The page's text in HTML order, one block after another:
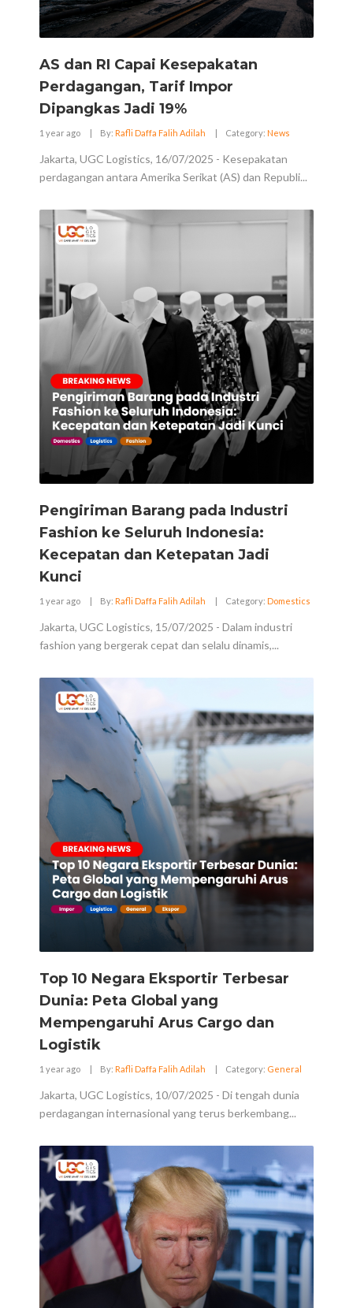
AS dan RI Capai Kesepakatan
Perdagangan, Tarif Impor
Dipangkas Jadi 19%
1 year ago | By: Rafli Daffa Falih Adilah | Category: News
Jakarta, UGC Logistics, 16/07/2025 - Kesepakatan
perdagangan antara Amerika Serikat (AS) dan Republi...
Pengiriman Barang pada Industri
Fashion ke Seluruh Indonesia:
Kecepatan dan Ketepatan Jadi
Kunci
1 year ago | By: Rafli Daffa Falih Adilah | Category: Domestics
Jakarta, UGC Logistics, 15/07/2025 - Dalam industri
fashion yang bergerak cepat dan selalu dinamis,...
Top 10 Negara Eksportir Terbesar
Dunia: Peta Global yang
Mempengaruhi Arus Cargo dan
Logistik
1 year ago | By: Rafli Daffa Falih Adilah | Category: General
Jakarta, UGC Logistics, 10/07/2025 - Di tengah dunia
perdagangan internasional yang terus berkembang...